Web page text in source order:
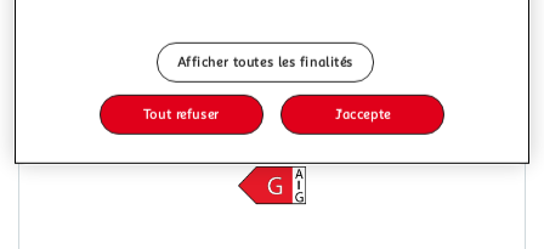
321,34€
dont 14,68€ d'éco-part.
Ajouter au panier
Ajouter à une liste
Afficher toutes les finalités
Tout refuser J'accepte